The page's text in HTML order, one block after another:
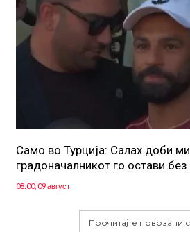
Само во Турција: Салах доби
градоначалникот го остави
08:00, 09 август
Прочитајте поврзани